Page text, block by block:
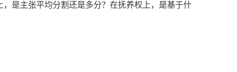
是主张平均分割还是多分？在抚养权上，是基于什